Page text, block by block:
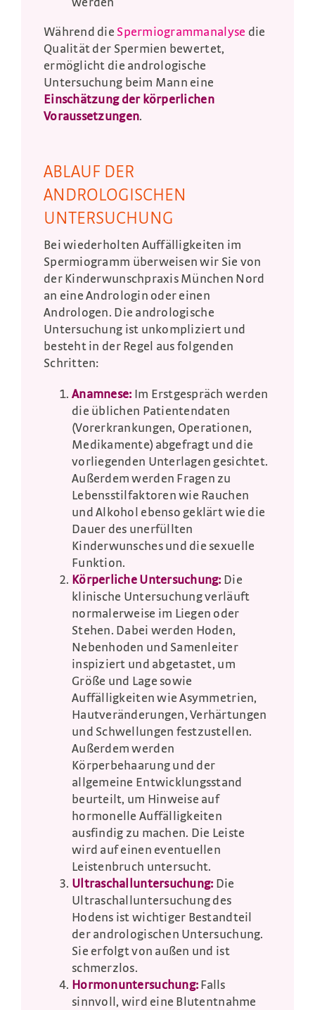
werden
Während die Spermiogrammanalyse die
Qualität der Spermien bewertet,
ermöglicht die andrologische
Untersuchung beim Mann eine
Einschätzung der körperlichen
Voraussetzungen.
ABLAUF DER
ANDROLOGISCHEN
UNTERSUCHUNG
Bei wiederholten Auffälligkeiten im
Spermiogramm überweisen wir Sie von
der Kinderwunschpraxis München Nord
an eine Andrologin oder einen
Andrologen. Die andrologische
Untersuchung ist unkompliziert und
besteht in der Regel aus folgenden
Schritten:
Anamnese: Im Erstgespräch werden
die üblichen Patientendaten
(Vorerkrankungen, Operationen,
Medikamente) abgefragt und die
vorliegenden Unterlagen gesichtet.
Außerdem werden Fragen zu
Lebensstilfaktoren wie Rauchen
und Alkohol ebenso geklärt wie die
Dauer des unerfüllten
Kinderwunsches und die sexuelle
Funktion.
Körperliche Untersuchung: Die
klinische Untersuchung verläuft
normalerweise im Liegen oder
Stehen. Dabei werden Hoden,
Nebenhoden und Samenleiter
inspiziert und abgetastet, um
Größe und Lage sowie
Auffälligkeiten wie Asymmetrien,
Hautveränderungen, Verhärtungen
und Schwellungen festzustellen.
Außerdem werden
Körperbehaarung und der
allgemeine Entwicklungsstand
beurteilt, um Hinweise auf
hormonelle Auffälligkeiten
ausfindig zu machen. Die Leiste
wird auf einen eventuellen
Leistenbruch untersucht.
Ultraschalluntersuchung: Die
Ultraschalluntersuchung des
Hodens ist wichtiger Bestandteil
der andrologischen Untersuchung.
Sie erfolgt von außen und ist
schmerzlos.
Hormonuntersuchung: Falls
sinnvoll, wird eine Blutentnahme